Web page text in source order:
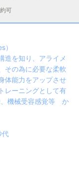
可
造を知り、アライメ
その為に必要な柔軟
体能力をアップさせ
レーニングとして有
、機械受容感覚等 か
代